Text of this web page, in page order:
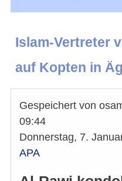
Islam-Vertreter
auf Kopten in
Gespeichert von
09:44
Donnerstag, 7.
APA